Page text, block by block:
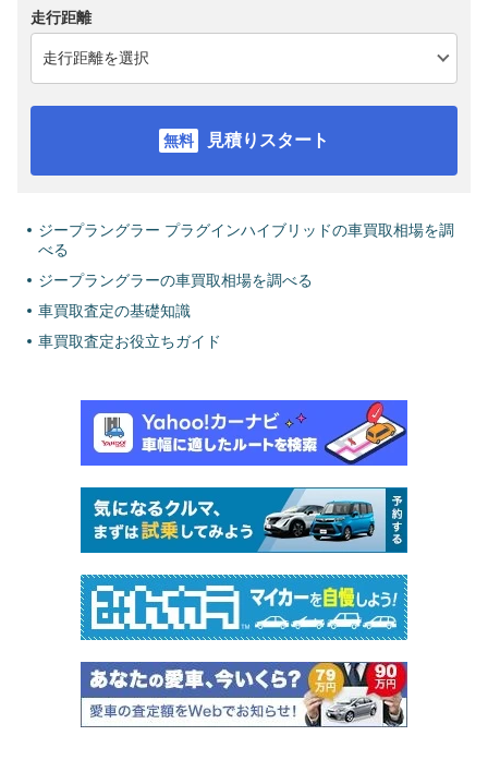
走行距離
見積りスタート
ジープラングラー プラグインハイブリッドの車買取相場を調
べる
ジープラングラーの車買取相場を調べる
車買取査定の基礎知識
車買取査定お役立ちガイド